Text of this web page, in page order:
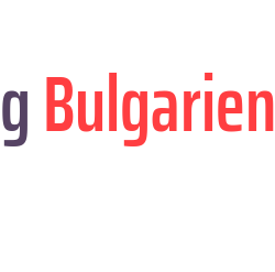
Bulgarien